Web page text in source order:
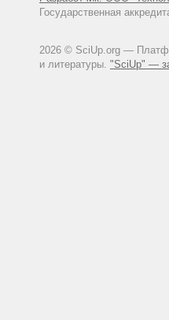
Государственная
2026 © SciUp.org —
и литературы. "SciUp" —